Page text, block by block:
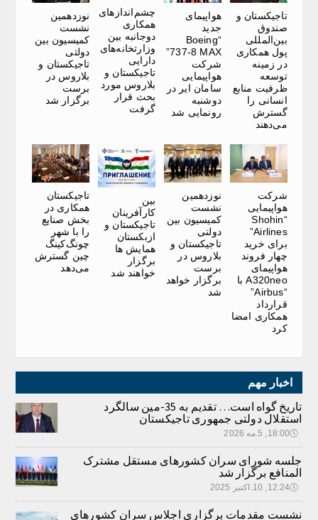
تاجیکستان و
صندوق
بین‌المللی
پول همکاری
در زمینه
توسعه
ظرفیت منابع
انسانی را
گسترش
می‌دهند
هواپیمای
جدید
“Boeing
737-8 MAX”
شرکت
هواپیمایی
سامان ایر در
دوشنبه
رونمایی شد
چشم‌اندازهای
همکاری
دوجانبه بین
وزارتخانه‌های
دارایی
تاجیکستان و
بلاروس مورد
بحث قرار
گرفت
نوزدهمین
نشست
کمیسیون بین
دولتی
تاجیکستان و
بلاروس در
برست
برگزار شد
شرکت
هواپیمایی
“Shohin
Airlines”
برای خرید
چهار فروند
هواپیمای
A320neo با
“Airbus”
قرارداد
همکاری امضا
کرد
نوزدهمین
نشست
کمیسیون بین
دولتی
تاجیکستان و
بلاروس در
برست
برگزار خواهد
شد
بین
کارآفرینان
تاجیکستان و
ازبکستان
همایش ها
برگزار
خواهند شد
تاجیکستان
همکاری در
بخش صنایع
را با شهر
چونگ‌کینگ
چین گسترش
می‌دهد
اخبار مهم
تاریخ گواه است… تقدیم به 35-مین سالگرد
استقلال دولتی جمهوری تاجیکستان
🕔18:00, 5.مه 2026
جلسه شورای سران کشورهای مستقل مشترک
المنافع برگزار شد
🕔12:24, 10.اکتبر 2025
نشست مقدمات برگزاری اجلاس سران کشورهای